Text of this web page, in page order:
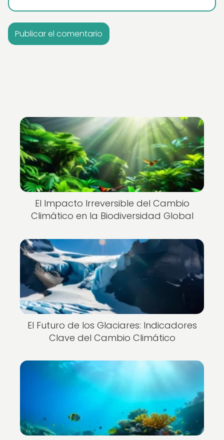
El Impacto Irreversible del Cambio
Climático en la Biodiversidad Global
El Futuro de los Glaciares: Indicadores
Clave del Cambio Climático